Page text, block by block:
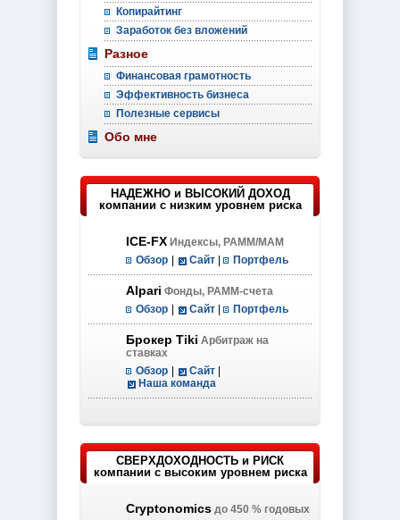
Копирайтинг
Заработок без вложений
Разное
Финансовая грамотность
Эффективность бизнеса
Полезные сервисы
Обо мне
НАДЕЖНО и ВЫСОКИЙ ДОХОД
компании с низким уровнем риска
ICE-FX Индексы, PAMM/MAM
Обзор Сайт Портфель
Alpari Фонды, PAMM-счета
Обзор Сайт Портфель
Брокер Tiki Арбитраж на
ставках
Обзор Сайт
Наша команда
СВЕРХДОХОДНОСТЬ и РИСК
компании с высоким уровнем риска
Cryptonomics до 450 % годовых